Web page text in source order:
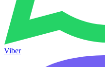
Viber